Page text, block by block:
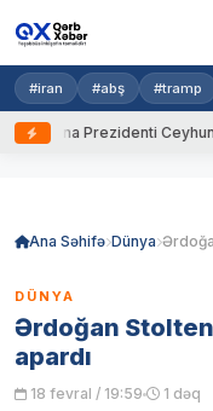
#iran #abş #tramp
Prezidenti Ceyhun
Ana Səhifə Dünya
DÜNYA
Ərdoğan
apardı
18 fevral / 19:59 1 dəq